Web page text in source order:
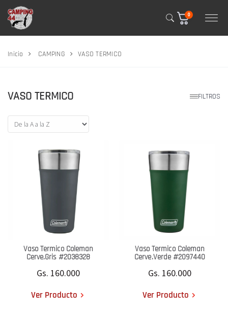
0
Inicio CAMPING VASO TERMICO
VASO TERMICO FILTROS
Vaso Termico Coleman
Cerve.Gris #2038328
Gs. 160.000
Ver Producto
Vaso Termico Coleman
Cerve.Verde #2097440
Gs. 160.000
Ver Producto